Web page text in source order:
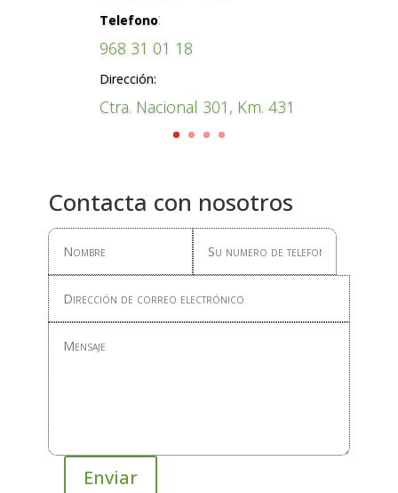
Telefono:
968 31 01 18
Dirección:
Ctra. Nacional 301, Km. 431
Contacta con nosotros
Enviar